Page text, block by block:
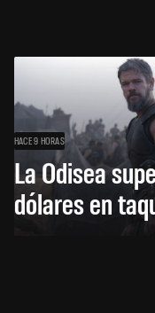
HACE 9 HORAS
La Odisea
dólares en